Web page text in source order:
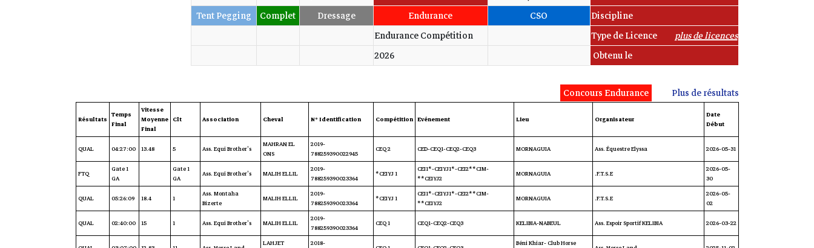
Discipline
CSO
Endurance
Dressage
Complet
Tent Pegging
Type de Licence
plus de licences
Endurance Compétition
Obtenu le
2026
Concours Endurance Plus de résultats
Date
Début
Organisateur
Lieu
Evénement
Compétition
N° Identification
Cheval
Association
Clt
Vitesse
Moyenne
Final
Temps
Final
Résultats
2026-05-31
Ass. Équestre Elyssa
MORNAGUIA
CED-CEQ1-CEQ2-CEQ3
CEQ 2
2019-
788259390022945
MAHRAN EL
ONS
Ass. Equi Brother's
5
13.48
04:27:00
QUAL
2026-05-
30
F.T.S.E.
MORNAGUIA
CEI1*-CEIYJ1*-CEI2**CIM-
CEIYJ2**
CEIYJ 1*
2019-
788259390023364
MALIH ELLIL
Ass. Equi Brother's
Gate 1
GA
Gate 1
GA
FTQ
2026-05-
02
F.T.S.E.
MORNAGUIA
CEI1*-CEIYJ1*-CEI2**CIM-
CEIYJ2**
CEIYJ 1*
2019-
788259390023364
MALIH ELLIL
Ass. Montaha
Bizerte
1
18.4
05:26:09
QUAL
2026-03-22
Ass. Espoir Sportif KELIBIA
KELIBIA-NABEUL
CEQ1-CEQ2-CEQ3
CEQ 1
2019-
788259390023364
MALIH ELLIL
Ass. Equi Brother's
1
15
02:40:00
QUAL
Béni Khiar- Club Horse
2018-
LAHJET